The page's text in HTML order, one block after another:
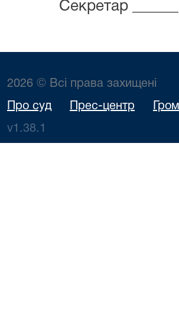
Секретар
2026 © Всі права захищені
Про суд Прес-центр
v1.38.1